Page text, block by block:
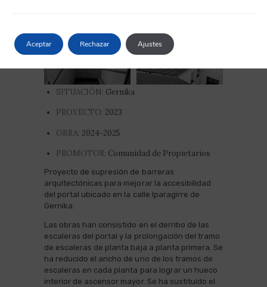
SITUACIÓN: Gernika
PROYECTO: 2023
OBRA: 2024-2025
PROMOTOR: Comunidad de Propietarios
Proyecto de supresión de barreras
arquitectónicas para mejorar la accesibilidad
del portal ubicado en la calle Iparagirre de
Gernika.
Las obras han consistido en el derribo de las
escaleras del portal y la prolongación del tramo
de escaleras de planta baja a planta primera. Se
ha reducido el ancho de uno de los tramos de
escaleras en cada planta para lograr un hueco
interior de ascensor mayor. Se ha sustituido el
Aceptar Rechazar Ajustes